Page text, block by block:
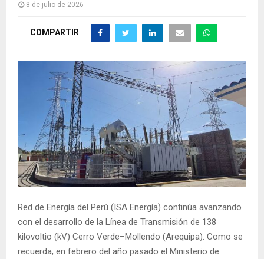
8 de julio de 2026
COMPARTIR
Red de Energía del Perú (ISA Energía) continúa avanzando
con el desarrollo de la Línea de Transmisión de 138
kilovoltio (kV) Cerro Verde–Mollendo (Arequipa). Como se
recuerda, en febrero del año pasado el Ministerio de